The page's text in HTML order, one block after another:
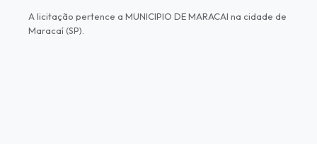
A licitação pertence a MUNICIPIO DE MARACAI na cidade de
Maracaí (SP).